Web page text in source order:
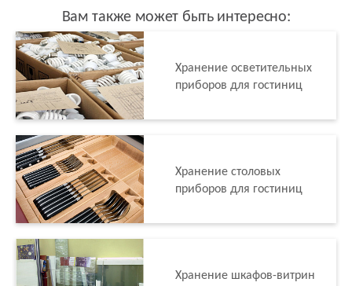
Вам также может быть интересно:
Хранение осветительных
приборов для гостиниц
Хранение столовых
приборов для гостиниц
Хранение шкафов-витрин